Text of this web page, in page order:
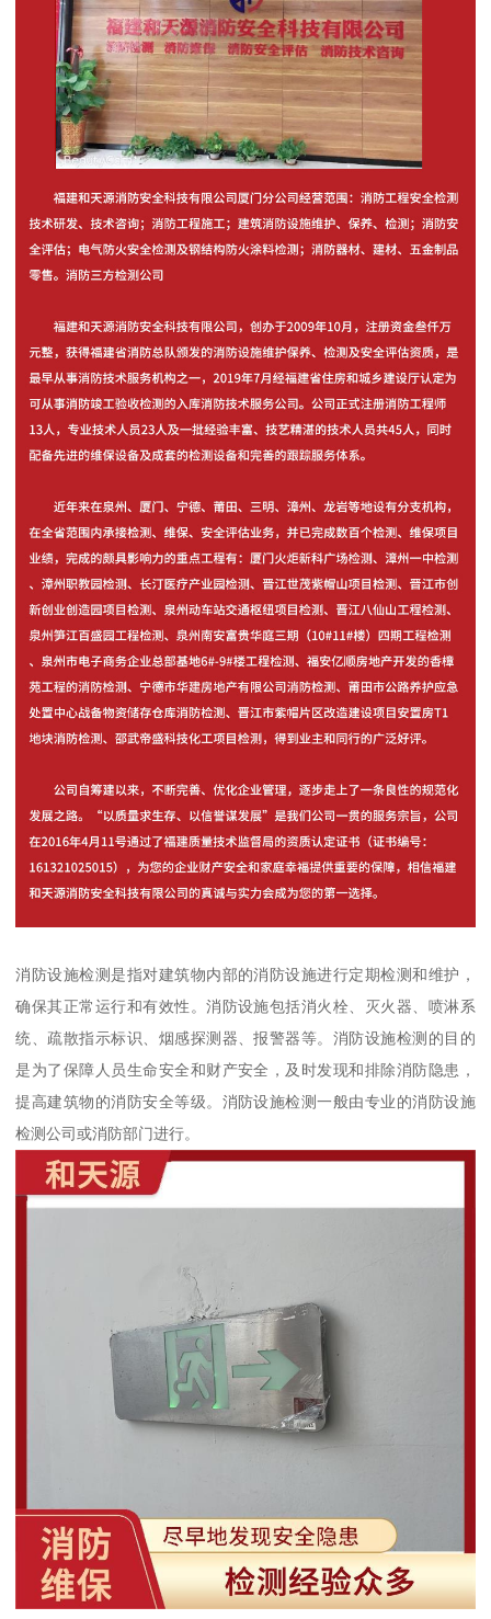
消防设施检测是指对建筑物内部的消防设施进行定期检测和维护，
确保其正常运行和有效性。消防设施包括消火栓、灭火器、喷淋系
统、疏散指示标识、烟感探测器、报警器等。消防设施检测的目的
是为了保障人员生命安全和财产安全，及时发现和排除消防隐患，
提高建筑物的消防安全等级。消防设施检测一般由专业的消防设施
检测公司或消防部门进行。